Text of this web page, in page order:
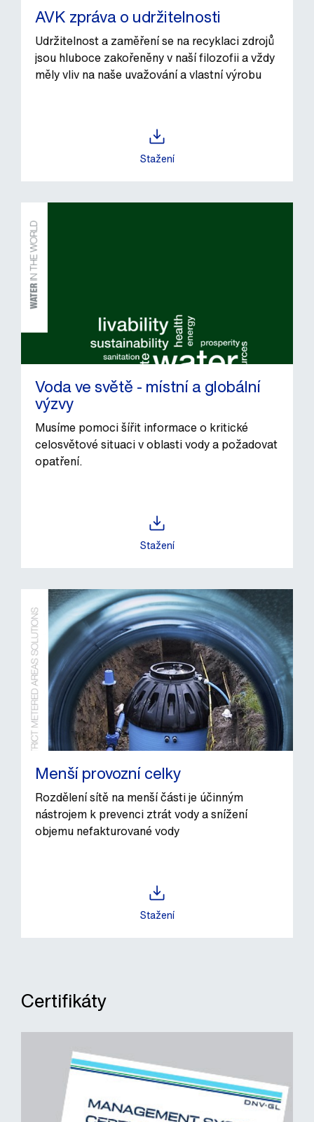
AVK zpráva o udržitelnosti
Udržitelnost a zaměření se na recyklaci zdrojů
jsou hluboce zakořeněny v naší filozofii a vždy
měly vliv na naše uvažování a vlastní výrobu
Stažení
Voda ve světě - místní a globální
výzvy
Musíme pomoci šířit informace o kritické
celosvětové situaci v oblasti vody a požadovat
opatření.
Stažení
Menší provozní celky
Rozdělení sítě na menší části je účinným
nástrojem k prevenci ztrát vody a snížení
objemu nefakturované vody
Stažení
Certifikáty